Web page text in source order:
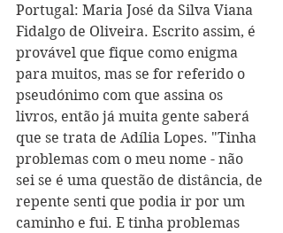
Portugal: Maria José da Silva Viana
Fidalgo de Oliveira. Escrito assim, é
provável que fique como enigma
para muitos, mas se for referido o
pseudónimo com que assina os
livros, então já muita gente saberá
que se trata de Adília Lopes. "Tinha
problemas com o meu nome - não
sei se é uma questão de distância, de
repente senti que podia ir por um
caminho e fui. E tinha problemas